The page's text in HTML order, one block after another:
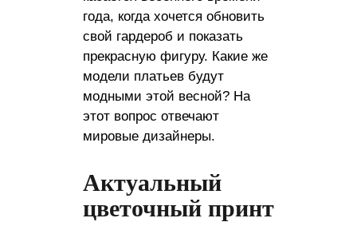
года, когда хочется обновить
свой гардероб и показать
прекрасную фигуру. Какие же
модели платьев будут
модными этой весной? На
этот вопрос отвечают
мировые дизайнеры.
Актуальный
цветочный принт